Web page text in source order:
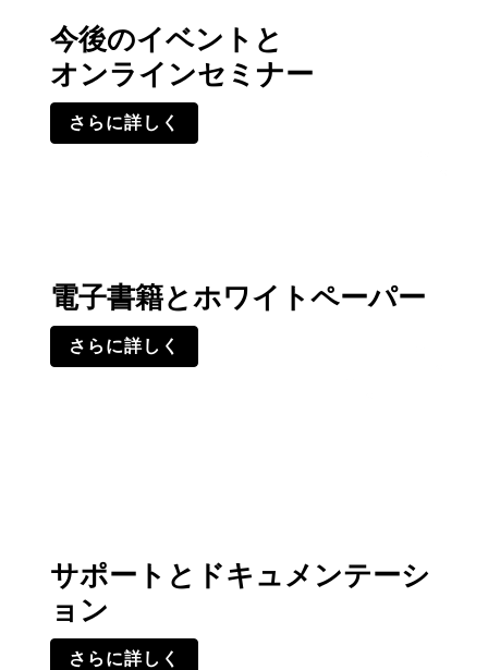
今後のイベントと
オンラインセミナー
さらに詳しく
電子書籍とホワイトペーパー
さらに詳しく
サポートとドキュメンテーシ
ョン
さらに詳しく